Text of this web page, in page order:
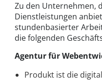
Zu den Unternehmen,
Dienstleistungen
stundenbasierter
die folgenden
Agentur für
Produkt ist die